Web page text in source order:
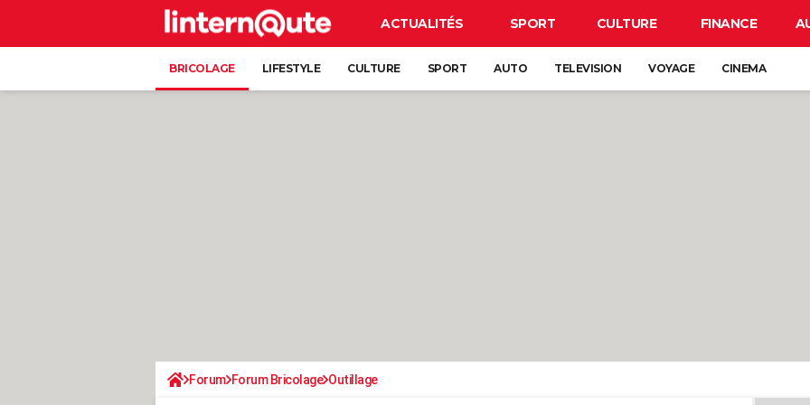
ACTUALITÉS SPORT CULTURE FINANCE
BRICOLAGE LIFESTYLE CULTURE SPORT AUTO TELEVISION VOYAGE CINEMA
Forum Forum Bricolage Outillage